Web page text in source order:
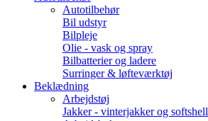
Autotilbehør
Bil udstyr
Bilpleje
Olie - vask og spray
Bilbatterier og ladere
Surringer & løfteværktøj
Beklædning
Arbejdstøj
Jakker - vinterjakker og softshell